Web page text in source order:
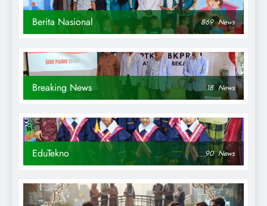
Berita Nasional 869 News
Breaking News 18 News
EduTekno 90 News